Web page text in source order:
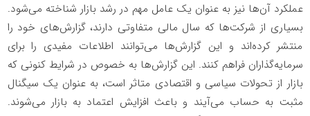
عملکرد آن‌ها نیز به عنوان یک عامل مهم در رشد بازار شناخته می‌شود.
بسیاری از شرکت‌ها که سال مالی متفاوتی دارند، گزارش‌های خود را
منتشر کرده‌اند و این گزارش‌ها می‌توانند اطلاعات مفیدی را برای
سرمایه‌گذاران فراهم کنند. این گزارش‌ها به خصوص در شرایط کنونی که
بازار از تحولات سیاسی و اقتصادی متاثر است، به عنوان یک سیگنال
مثبت به حساب می‌آیند و باعث افزایش اعتماد به بازار می‌شوند.